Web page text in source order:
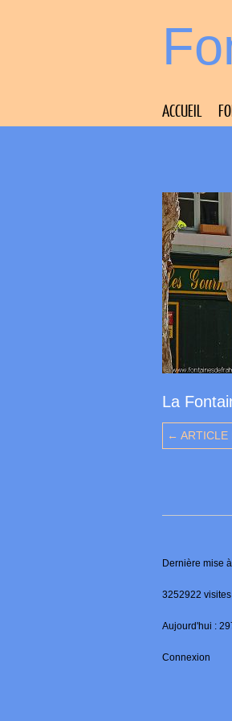
ACCUEIL
La
← ARTICLE
Dernière mise
3252922
Aujourd'hui :
Connexion